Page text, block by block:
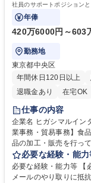
社員のサポートポジション
事業の根幹を支えていただき
年俸
420万6000円～603
勤務地
東京都中央区
年間休日120日以上
退職金あり
在宅OK
仕事の内容
企業名 ヒガシマルインターナショ
業事務・貿易事務】食品商社
品の加工・販売を行っ
します。営業社員のサ
調整まで幅広く対応し、
業務、請求書発行 ■海
必要な経験・能力
必要な経験・能力等 【
メールのやり取りに抵